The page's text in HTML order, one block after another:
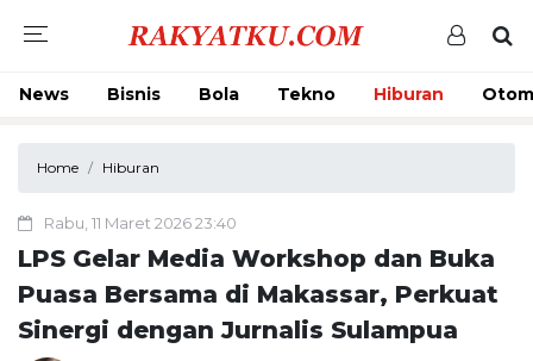
News Bisnis Bola Tekno Hiburan
Home Hiburan
Rabu, 11 Maret 2026 23:40
LPS Gelar Media Workshop dan Buka
Puasa Bersama di Makassar, Perkuat
Sinergi dengan Jurnalis Sulampua